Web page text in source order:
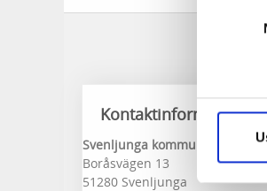
Kontaktinformation
Svenljunga kommun
Boråsvägen 13
51280 Svenljunga